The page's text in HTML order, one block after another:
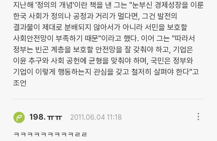
지난해 '정의의 개념'이란 책을 낸 그는 "눈부신 경제성장을 이룬
한국 사회가 정의나 공정과 거리가 멀다면, 그건 발전의
결과물이 제대로 분배되지 않아서가 아니라 서민을 보호할
사회안전망이 부족하기 때문"이라고 했다. 이어 그는 "따라서
정부는 빈곤 계층을 보호할 안전망을 잘 갖춰야 하고, 기업은
이윤 추구와 사회 공헌에 균형을 맞춰야 하며, 국민은 정부와
기업이 이렇게 행동하는지 관심을 갖고 철저히 살펴야 한다"고
조언
198.ㅠㅠ 2011.06.04 11:18
ㅋㅋㅋㅋㅋㅋㅋㅋㅋㄹㄹ